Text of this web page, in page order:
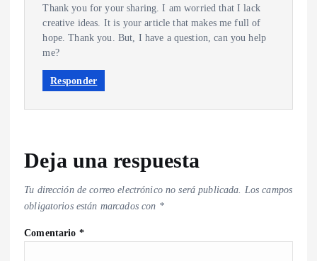
Thank you for your sharing. I am worried that I lack
creative ideas. It is your article that makes me full of
hope. Thank you. But, I have a question, can you help
me?
Responder
Deja una respuesta
Tu dirección de correo electrónico no será publicada. Los campos
obligatorios están marcados con *
Comentario *